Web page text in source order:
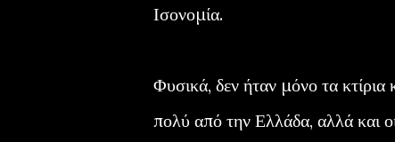
Ισονομία.
Φυσικά, δεν ήταν μόνο τα
πολύ από την Ελλάδα, αλλά και οι